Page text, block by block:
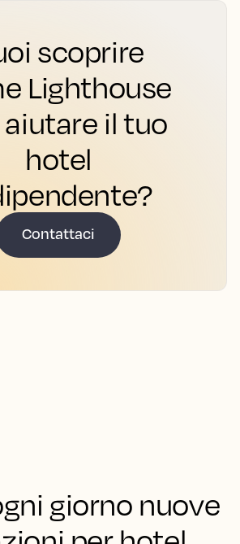
scoprire
Lighthouse
il tuo
hotel
Contattaci
giorno nuove